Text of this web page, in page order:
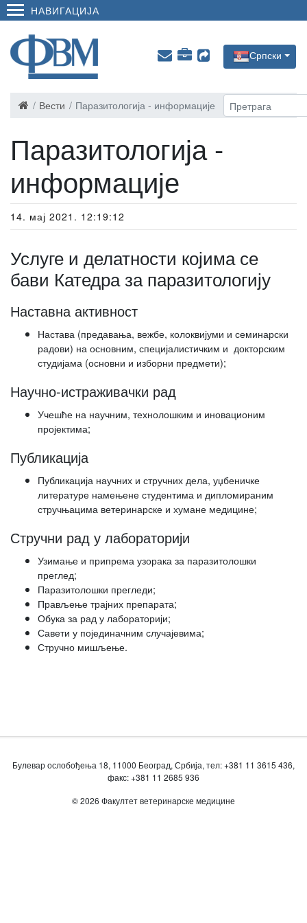
НАВИГАЦИЈА
Српски
Вести Паразитологија - информације
Паразитологија -
информације
14. мај 2021. 12:19:12
Услуге и делатности којима се
бави Катедра за паразитологију
Наставна активност
Настава (предавања, вежбе, колоквијуми и семинарски
радови) на основним, специјалистичким и докторским
студијама (основни и изборни предмети);
Научно-истраживачки рад
Учешће на научним, технолошким и иновационим
пројектима;
Публикација
Публикација научних и стручних дела, уџбеничке
литературе намењене студентима и дипломираним
стручњацима ветеринарске и хумане медицине;
Стручни рад у лабораторији
Узимање и припрема узорака за паразитолошки
преглед;
Паразитолошки прегледи;
Прављење трајних препарата;
Обука за рад у лабораторији;
Савети у појединачним случајевима;
Стручно мишљење.
Булевар ослобођења 18, 11000 Београд, Србија, тел: +381 11 3615 436,
факс: +381 11 2685 936
© 2026 Факултет ветеринарске медицине